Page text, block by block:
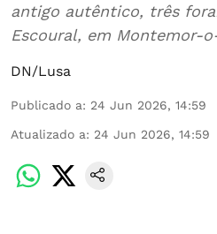
antigo autêntico, três
Escoural, em Montemor-
DN/Lusa
Publicado a: 24 Jun 2026, 14:59
Atualizado a: 24 Jun 2026, 14:59